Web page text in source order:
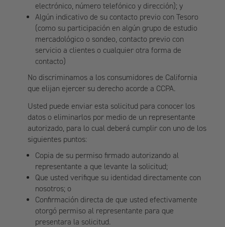
electrónico, número telefónico y dirección); y
Algún indicativo de su contacto previo con Tesoro
(como su participación en algún grupo de estudio
mercadológico o sondeo, contacto previo con
servicio a clientes o cualquier otra forma de
contacto)
No discriminamos a los consumidores de California
que elijan ejercer su derecho acorde a CCPA.
Usted puede enviar esta solicitud para conocer los
datos o eliminarlos por medio de un representante
autorizado, para lo cual deberá cumplir con uno de los
siguientes puntos:
Copia de su permiso firmado autorizando al
representante a que levante la solicitud;
Que usted verifique su identidad directamente con
nosotros; o
Confirmación directa de que usted efectivamente
otorgó permiso al representante para que
presentara la solicitud.